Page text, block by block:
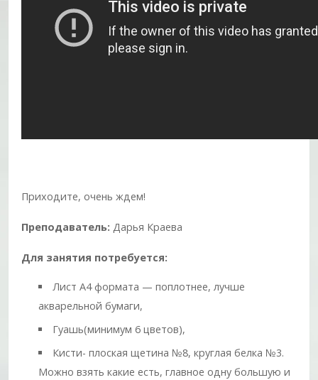
Приходите, очень ждем!
Преподаватель: Дарья Краева
Для занятия потребуется:
Лист А4 формата — поплотнее, лучше
акварельной бумаги,
Гуашь(минимум 6 цветов),
Кисти- плоская щетина №8, круглая белка №3.
Можно взять какие есть, главное одну большую и